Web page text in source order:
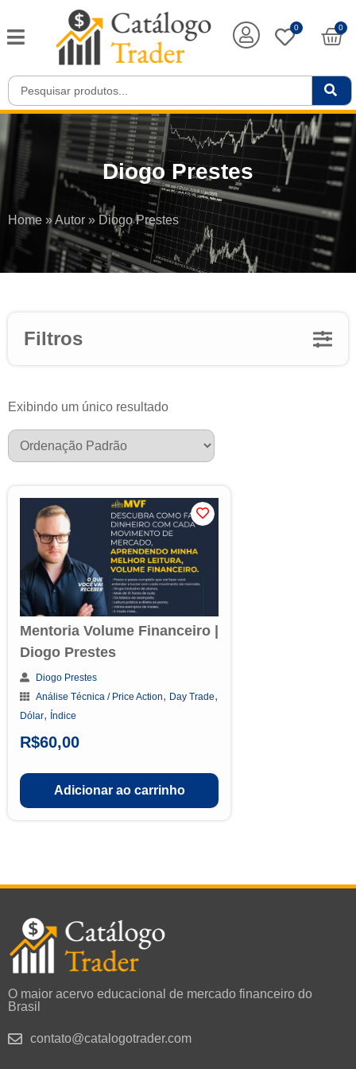
0 0
Diogo Prestes
Home »Autor » Diogo Prestes
Filtros
Exibindo um único resultado
Mentoria Volume Financeiro |
Diogo Prestes
Diogo Prestes
Análise Técnica / Price Action, Day Trade,
Dólar, Índice
R$60,00
Adicionar ao carrinho
O maior acervo educacional de mercado financeiro do
Brasil
contato@catalogotrader.com